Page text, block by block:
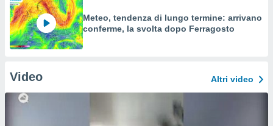
Meteo, tendenza di lungo termine: arrivano
conferme, la svolta dopo Ferragosto
Video Altri video